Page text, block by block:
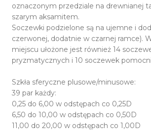
oznaczonym przedziale na drewnianej
szarym aksamitem.
Soczewki podzielone są na ujemne i
czerwonej, dodatnie w czarnej ramce).
miejscu ułożone jest również 14
pryzmatycznych i 10 soczewek
Szkła sferyczne plusowe/minusowe:
39 par każdy:
0,25 do 6,00 w odstępach co 0,25D
6,50 do 10,00 w odstępach co 0,50D
11,00 do 20,00 w odstępach co 1,00D